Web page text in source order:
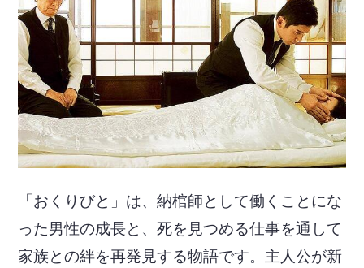
「おくりびと」は、納棺師として働くことにな
った男性の成長と、死を見つめる仕事を通して
家族との絆を再発見する物語です。主人公が新